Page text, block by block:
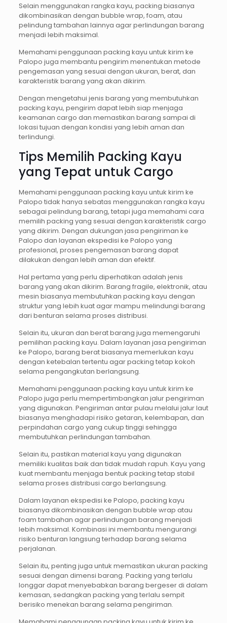
Selain menggunakan rangka kayu, packing biasanya
dikombinasikan dengan bubble wrap, foam, atau
pelindung tambahan lainnya agar perlindungan barang
menjadi lebih maksimal.
Memahami penggunaan packing kayu untuk kirim ke
Palopo juga membantu pengirim menentukan metode
pengemasan yang sesuai dengan ukuran, berat, dan
karakteristik barang yang akan dikirim.
Dengan mengetahui jenis barang yang membutuhkan
packing kayu, pengirim dapat lebih siap menjaga
keamanan cargo dan memastikan barang sampai di
lokasi tujuan dengan kondisi yang lebih aman dan
terlindungi.
Tips Memilih Packing Kayu
yang Tepat untuk Cargo
Memahami penggunaan packing kayu untuk kirim ke
Palopo tidak hanya sebatas menggunakan rangka kayu
sebagai pelindung barang, tetapi juga memahami cara
memilih packing yang sesuai dengan karakteristik cargo
yang dikirim. Dengan dukungan jasa pengiriman ke
Palopo dan layanan ekspedisi ke Palopo yang
profesional, proses pengemasan barang dapat
dilakukan dengan lebih aman dan efektif.
Hal pertama yang perlu diperhatikan adalah jenis
barang yang akan dikirim. Barang fragile, elektronik, atau
mesin biasanya membutuhkan packing kayu dengan
struktur yang lebih kuat agar mampu melindungi barang
dari benturan selama proses distribusi.
Selain itu, ukuran dan berat barang juga memengaruhi
pemilihan packing kayu. Dalam layanan jasa pengiriman
ke Palopo, barang berat biasanya memerlukan kayu
dengan ketebalan tertentu agar packing tetap kokoh
selama pengangkutan berlangsung.
Memahami penggunaan packing kayu untuk kirim ke
Palopo juga perlu mempertimbangkan jalur pengiriman
yang digunakan. Pengiriman antar pulau melalui jalur laut
biasanya menghadapi risiko getaran, kelembapan, dan
perpindahan cargo yang cukup tinggi sehingga
membutuhkan perlindungan tambahan.
Selain itu, pastikan material kayu yang digunakan
memiliki kualitas baik dan tidak mudah rapuh. Kayu yang
kuat membantu menjaga bentuk packing tetap stabil
selama proses distribusi cargo berlangsung.
Dalam layanan ekspedisi ke Palopo, packing kayu
biasanya dikombinasikan dengan bubble wrap atau
foam tambahan agar perlindungan barang menjadi
lebih maksimal. Kombinasi ini membantu mengurangi
risiko benturan langsung terhadap barang selama
perjalanan.
Selain itu, penting juga untuk memastikan ukuran packing
sesuai dengan dimensi barang. Packing yang terlalu
longgar dapat menyebabkan barang bergeser di dalam
kemasan, sedangkan packing yang terlalu sempit
berisiko menekan barang selama pengiriman.